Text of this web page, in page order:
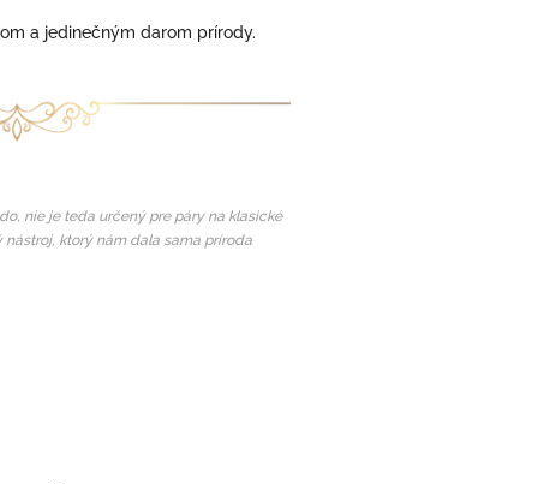
a jedinečným darom prírody.
nie je teda určený pre páry na klasické
nástroj, ktorý nám dala sama príroda